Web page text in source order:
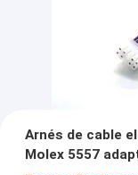
Arnés de cable
Molex 5557